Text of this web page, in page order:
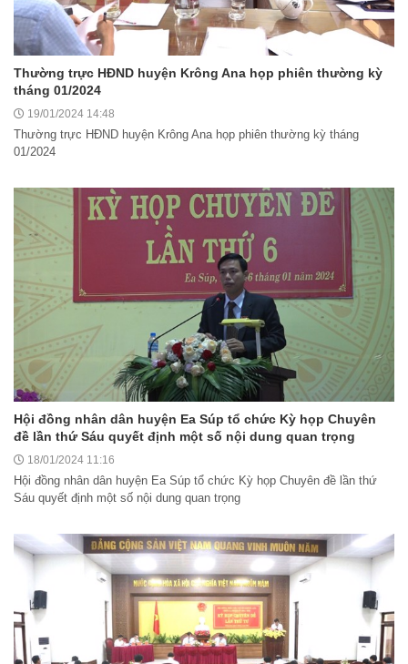
Thường trực HĐND huyện Krông Ana họp phiên thường kỳ
tháng 01/2024
19/01/2024 14:48
Thường trực HĐND huyện Krông Ana họp phiên thường kỳ tháng
01/2024
Hội đồng nhân dân huyện Ea Súp tổ chức Kỳ họp Chuyên
đề lần thứ Sáu quyết định một số nội dung quan trọng
18/01/2024 11:16
Hội đồng nhân dân huyện Ea Súp tổ chức Kỳ họp Chuyên đề lần thứ
Sáu quyết định một số nội dung quan trọng